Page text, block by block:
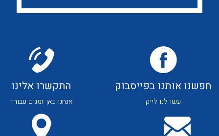
לכל מוצרי היצרן לכל מוצרי היצרן חפשנו אותנו בפייסבוק
עשו לנו לייק
התקשרו אלינו
אנחנו כאן זמנים עבורך